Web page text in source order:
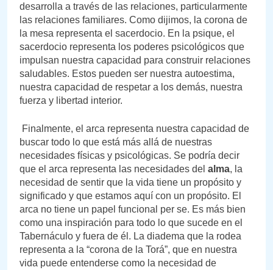
desarrolla a través de las relaciones, particularmente
las relaciones familiares. Como dijimos, la corona de
la mesa representa el sacerdocio. En la psique, el
sacerdocio representa los poderes psicológicos que
impulsan nuestra capacidad para construir relaciones
saludables. Estos pueden ser nuestra autoestima,
nuestra capacidad de respetar a los demás, nuestra
fuerza y libertad interior.
Finalmente, el arca representa nuestra capacidad de
buscar todo lo que está más allá de nuestras
necesidades físicas y psicológicas. Se podría decir
que el arca representa las necesidades del alma, la
necesidad de sentir que la vida tiene un propósito y
significado y que estamos aquí con un propósito. El
arca no tiene un papel funcional per se. Es más bien
como una inspiración para todo lo que sucede en el
Tabernáculo y fuera de él. La diadema que la rodea
representa a la “corona de la Torá”, que en nuestra
vida puede entenderse como la necesidad de